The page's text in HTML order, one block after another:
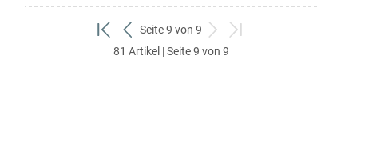
zum
ersten
zurück
zum
Seite 9 von 9
weiter
zum
zum
81 Artikel | Seite 9 von 9